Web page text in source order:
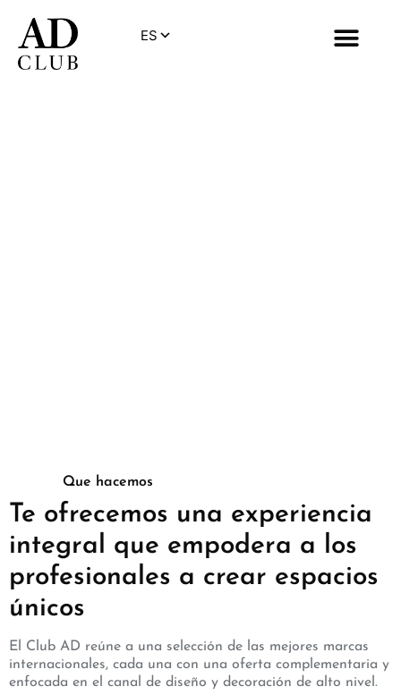
Que hacemos
Te ofrecemos una experiencia
integral que empodera a los
profesionales a crear espacios
únicos
El Club AD reúne a una selección de las mejores marcas
internacionales, cada una con una oferta complementaria y
enfocada en el canal de diseño y decoración de alto nivel.